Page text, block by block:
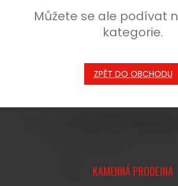
Můžete se ale podívat
kategorie.
ZPĚT DO OBCHODU
KAMENNÁ PRODEJNA